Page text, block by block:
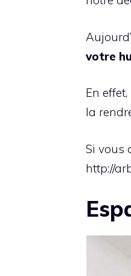
votre
En
la
Si vous
http://